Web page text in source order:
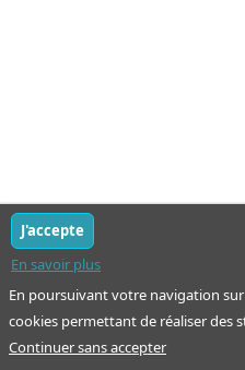
En poursuivant votre navigation
cookies permettant de réaliser des
En savoir plus
J'accepte
Continuer sans accepter